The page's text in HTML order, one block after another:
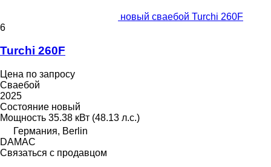
новый сваебой Turchi 260F
6
Turchi 260F
Цена по запросу
Сваебой
2025
Состояние новый
Мощность 35.38 кВт (48.13 л.с.)
Германия, Berlin
DAMAC
Связаться с продавцом